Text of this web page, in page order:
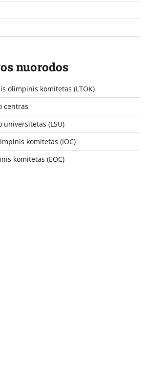
nuorodos
olimpinis komitetas (LTOK)
centras
universitetas (LSU)
komitetas (IOC)
komitetas (EOC)